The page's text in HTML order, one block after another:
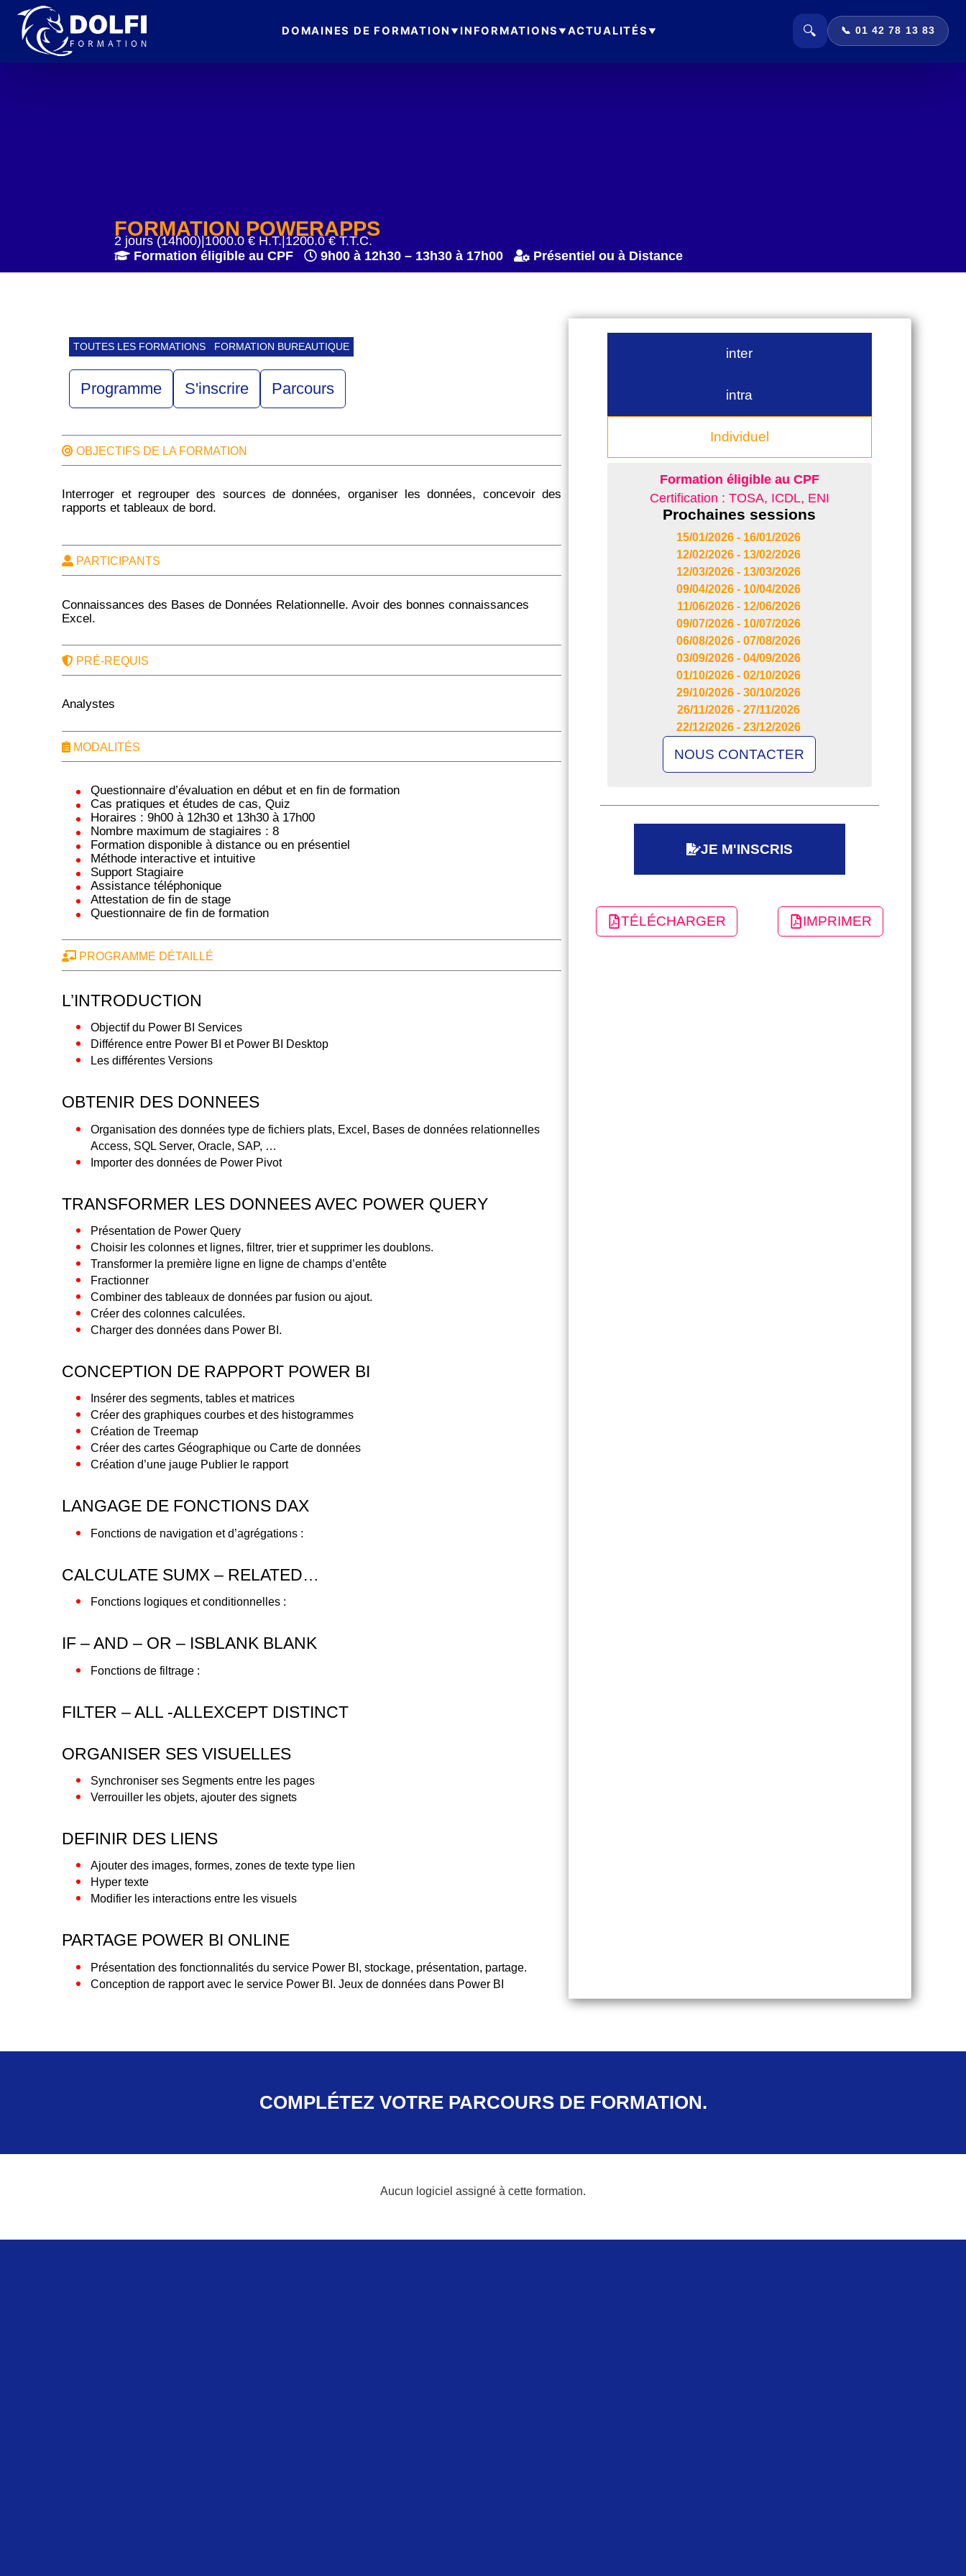
DOMAINES DE FORMATION INFORMATIONS ACTUALITÉS 🔍 📞 01 42 78 13 83
FORMATION POWERAPPS
2 jours (14h00) 1000.0 € H.T. 1200.0 € T.T.C.
Formation éligible au CPF
9h00 à 12h30 – 13h30 à 17h00 Présentiel ou à Distance
TOUTES LES FORMATIONS FORMATION BUREAUTIQUE
Programme S'inscrire Parcours
OBJECTIFS DE LA FORMATION
Interroger et regrouper des sources de données, organiser les données, concevoir des
rapports et tableaux de bord.
PARTICIPANTS
Connaissances des Bases de Données Relationnelle. Avoir des bonnes connaissances
Excel.
PRÉ-REQUIS
Analystes
MODALITÉS
Questionnaire d’évaluation en début et en fin de formation
Cas pratiques et études de cas, Quiz
Horaires : 9h00 à 12h30 et 13h30 à 17h00
Nombre maximum de stagiaires : 8
Formation disponible à distance ou en présentiel
Méthode interactive et intuitive
Support Stagiaire
Assistance téléphonique
Attestation de fin de stage
Questionnaire de fin de formation
PROGRAMME DÉTAILLÉ
L’INTRODUCTION
Objectif du Power BI Services
Différence entre Power BI et Power BI Desktop
Les différentes Versions
OBTENIR DES DONNEES
Organisation des données type de fichiers plats, Excel, Bases de données relationnelles
Access, SQL Server, Oracle, SAP, …
Importer des données de Power Pivot
TRANSFORMER LES DONNEES AVEC POWER QUERY
Présentation de Power Query
Choisir les colonnes et lignes, filtrer, trier et supprimer les doublons.
Transformer la première ligne en ligne de champs d’entête
Fractionner
Combiner des tableaux de données par fusion ou ajout.
Créer des colonnes calculées.
Charger des données dans Power BI.
CONCEPTION DE RAPPORT POWER BI
Insérer des segments, tables et matrices
Créer des graphiques courbes et des histogrammes
Création de Treemap
Créer des cartes Géographique ou Carte de données
Création d’une jauge Publier le rapport
LANGAGE DE FONCTIONS DAX
Fonctions de navigation et d’agrégations :
CALCULATE SUMX – RELATED…
Fonctions logiques et conditionnelles :
IF – AND – OR – ISBLANK BLANK
Fonctions de filtrage :
FILTER – ALL -ALLEXCEPT DISTINCT
ORGANISER SES VISUELLES
Synchroniser ses Segments entre les pages
Verrouiller les objets, ajouter des signets
DEFINIR DES LIENS
Ajouter des images, formes, zones de texte type lien
Hyper texte
Modifier les interactions entre les visuels
PARTAGE POWER BI ONLINE
Présentation des fonctionnalités du service Power BI, stockage, présentation, partage.
Conception de rapport avec le service Power BI. Jeux de données dans Power BI
inter
intra
Individuel
Formation éligible au CPF
Certification : TOSA, ICDL, ENI
Prochaines sessions
15/01/2026 - 16/01/2026
12/02/2026 - 13/02/2026
12/03/2026 - 13/03/2026
09/04/2026 - 10/04/2026
11/06/2026 - 12/06/2026
09/07/2026 - 10/07/2026
06/08/2026 - 07/08/2026
03/09/2026 - 04/09/2026
01/10/2026 - 02/10/2026
29/10/2026 - 30/10/2026
26/11/2026 - 27/11/2026
22/12/2026 - 23/12/2026
NOUS CONTACTER
JE M'INSCRIS
TÉLÉCHARGER IMPRIMER
COMPLÉTEZ VOTRE PARCOURS DE FORMATION.
Aucun logiciel assigné à cette formation.